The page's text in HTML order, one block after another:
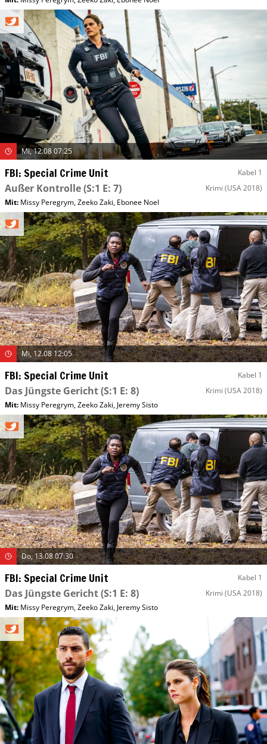
Mi, 12.08 07:25
FBI: Special Crime Unit Kabel 1
Außer Kontrolle(S:1 E: 7) Krimi (USA 2018)
Mit: Missy Peregrym,Zeeko Zaki, Ebonee Noel
Mi, 12.08 12:05
FBI: Special Crime Unit Kabel 1
Das Jüngste Gericht(S:1 E: 8) Krimi (USA 2018)
Mit: Missy Peregrym,Zeeko Zaki, Jeremy Sisto
Do, 13.08 07:30
FBI: Special Crime Unit Kabel 1
Das Jüngste Gericht(S:1 E: 8) Krimi (USA 2018)
Mit: Missy Peregrym,Zeeko Zaki, Jeremy Sisto